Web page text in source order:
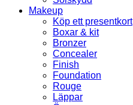
Makeup
Köp ett presentkort
Boxar & kit
Bronzer
Concealer
Finish
Foundation
Rouge
Läppar